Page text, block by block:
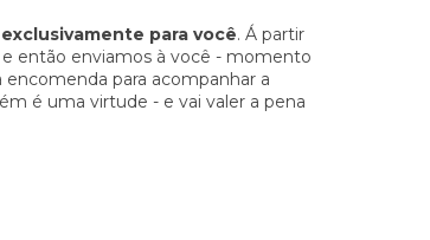
para você. Á partir
então enviamos à você - momento
para acompanhar a
é uma virtude - e vai valer a pena